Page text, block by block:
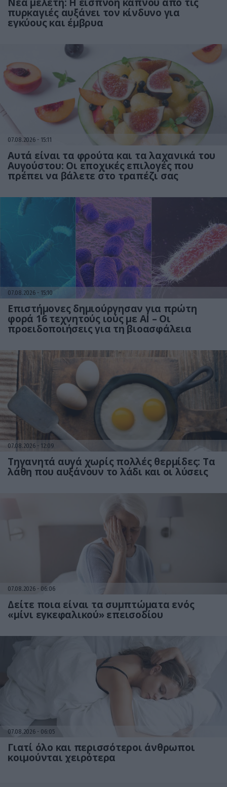
Νέα μελέτη: Η εισπνοή καπνού από τις
πυρκαγιές αυξάνει τον κίνδυνο για
εγκύους και έμβρυα
07.08.2026 15:11
Αυτά είναι τα φρούτα και τα λαχανικά του
Αυγούστου: Οι εποχικές επιλογές που
πρέπει να βάλετε στο τραπέζι σας
07.08.2026 15:10
Επιστήμονες δημιούργησαν για πρώτη
φορά 16 τεχνητούς ιούς με AI – Οι
προειδοποιήσεις για τη βιοασφάλεια
07.08.2026 12:09
Τηγανητά αυγά χωρίς πολλές θερμίδες: Τα
λάθη που αυξάνουν το λάδι και οι λύσεις
07.08.2026 06:06
Δείτε ποια είναι τα συμπτώματα ενός
«μίνι εγκεφαλικού» επεισοδίου
07.08.2026 06:05
Γιατί όλο και περισσότεροι άνθρωποι
κοιμούνται χειρότερα